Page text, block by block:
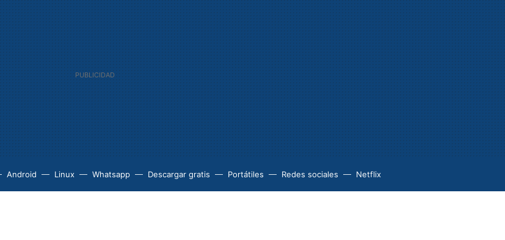
Android Linux Whatsapp Descargar gratis Portátiles Redes sociales Netflix